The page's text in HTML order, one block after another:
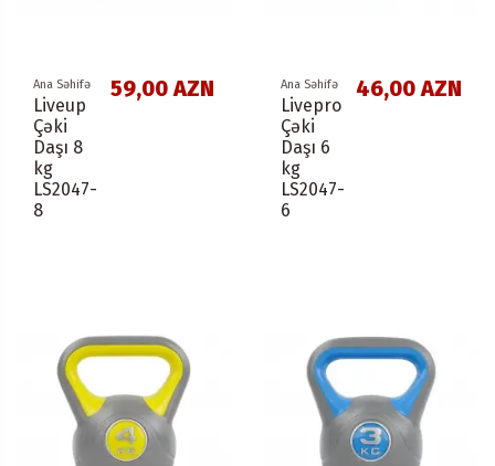
Ana Səhifə
Liveup
Çəki
Daşı 8
kg
LS2047-
8
59,00 AZN Ana Səhifə
Livepro
Çəki
Daşı 6
kg
LS2047-
6
46,00 AZN